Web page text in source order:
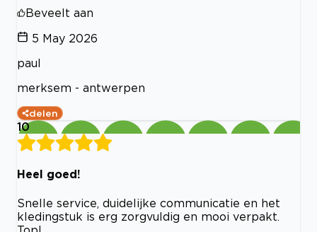
Beveelt aan
5 May 2026
paul
merksem - antwerpen
delen
10
Heel goed!
Snelle service, duidelijke communicatie en het
kledingstuk is erg zorgvuldig en mooi verpakt.